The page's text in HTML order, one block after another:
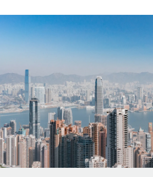
계약자 관리
전 세계 계약자의 온보딩 및 관리
인프라
Remote 통합
HR을 워크플로에 매끄럽게 통합
플랫폼
팀을 위한 통합된 핵심 HR 기능
다른 업체들과 비교해보기
성장하는 기업을 위한 민첩한 글로벌 HR
중견기업
맞춤형 HR 솔루션으로 팀 확장
엔터프라이즈
대기업을 위한 글로벌 HR
계약자 지급 계산기
REMOTE와 함께 배우기
리서치 및 가이드
사례 연구
HR 용어집
체크리스트 및 템플릿
English
Nederlands
Deutsch
Español
Italiano
Português (Portugal)
로그인